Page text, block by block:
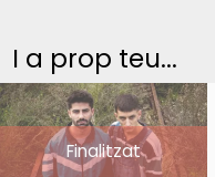
I a prop teu...
Finalitzat